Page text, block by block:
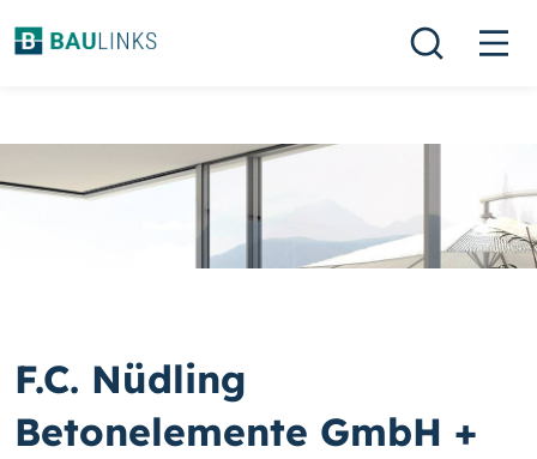
F.C. Nüdling
Betonelemente GmbH +